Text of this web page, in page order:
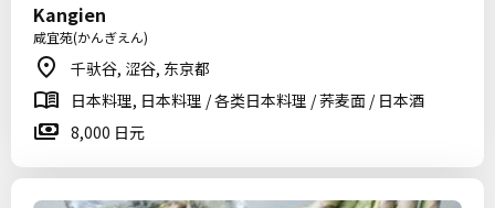
Kangien
咸宜苑(かんぎえん)
千驮谷, 涩谷, 东京都
日本料理, 日本料理 / 各类日本料理 / 荞麦面 / 日本酒
8,000 日元